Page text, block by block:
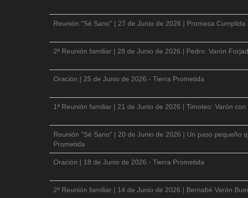
Reunión "Sé Sano" | 27 de Junio de 2026 | Promesa Cumplida
2ª Reunión familiar | 28 de Junio de 2026 | Pedro: Varón
Oración | 25 de Junio de 2026 - Tierra Prometida
1ª Reunión familiar | 21 de Junio de 2026 | Timoteo: Varón
Reunión "Sé Sano" | 20 de Junio de 2026 | Un paso pequeño
Prometida
Oración | 18 de Junio de 2026 - Tierra Prometida
2ª Reunión familiar | 14 de Junio de 2026 | Bernabé Varón